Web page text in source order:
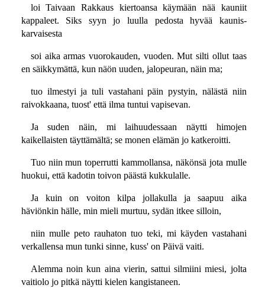
loi Taivaan Rakkaus kiertoansa käymään nää kauniit
kappaleet. Siks syyn jo luulla pedosta hyvää kaunis-
karvaisesta
soi aika armas vuorokauden, vuoden. Mut silti ollut taas
en säikkymättä, kun näön uuden, jalopeuran, näin ma;
tuo ilmestyi ja tuli vastahani päin pystyin, nälästä niin
raivokkaana, tuost' että ilma tuntui vapisevan.
Ja suden näin, mi laihuudessaan näytti himojen
kaikellaisten täyttämältä; se monen elämän jo katkeroitti.
Tuo niin mun toperrutti kammollansa, näkönsä jota mulle
huokui, että kadotin toivon päästä kukkulalle.
Ja kuin on voiton kilpa jollakulla ja saapuu aika
häviönkin hälle, min mieli murtuu, sydän itkee silloin,
niin mulle peto rauhaton tuo teki, mi käyden vastahani
verkallensa mun tunki sinne, kuss' on Päivä vaiti.
Alemma noin kun aina vierin, sattui silmiini miesi, jolta
vaitiolo jo pitkä näytti kielen kangistaneen.